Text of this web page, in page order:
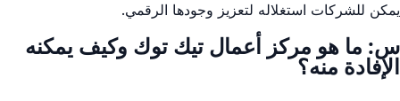
يمكن للشركات ‌استغلاله لتعزيز وجودها الرقمي.
س: ما ⁤هو مركز أعمال تيك توك وكيف يمكنه
⁢الإفادة منه؟